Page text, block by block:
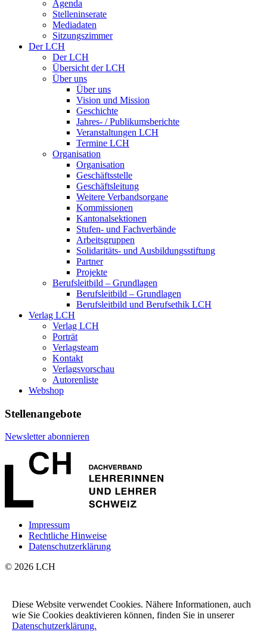
Agenda
Stelleninserate
Mediadaten
Sitzungszimmer
Der LCH
Der LCH
Übersicht der LCH
Über uns
Über uns
Vision und Mission
Geschichte
Jahres- / Publikumsberichte
Veranstaltungen LCH
Termine LCH
Organisation
Organisation
Geschäftsstelle
Geschäftsleitung
Weitere Verbandsorgane
Kommissionen
Kantonalsektionen
Stufen- und Fachverbände
Arbeitsgruppen
Solidaritäts- und Ausbildungsstiftung
Partner
Projekte
Berufsleitbild – Grundlagen
Berufsleitbild – Grundlagen
Berufsleitbild und Berufsethik LCH
Verlag LCH
Verlag LCH
Porträt
Verlagsteam
Kontakt
Verlagsvorschau
Autorenliste
Webshop
Stellenangebote
Newsletter abonnieren
Impressum
Rechtliche Hinweise
Datenschutzerklärung
© 2026 LCH
Pfingstweidstrasse 16
8005 Zürich
+41 44 315 54 54
Diese Website verwendet Cookies. Nähere Informationen, auch
wie Sie Cookies deaktivieren können, finden Sie in unserer
Datenschutzerklärung.